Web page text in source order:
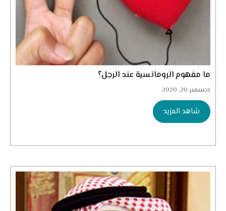
ما مفهوم الرومانسية عند الرجل؟
ديسمبر 20, 2020
شاهد المزيد